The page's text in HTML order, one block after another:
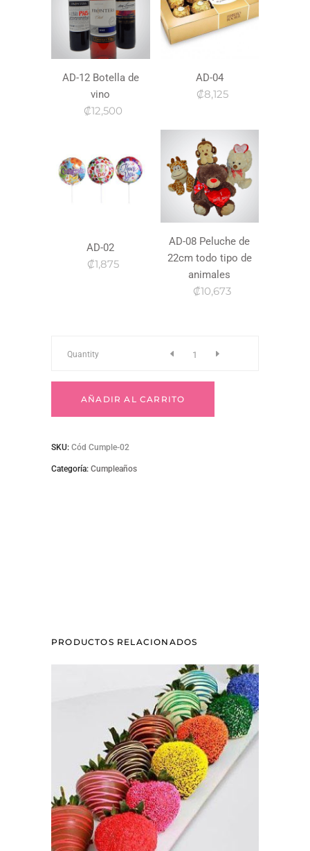
AD-12 Botella de
vino
₡12,500
AD-04
₡8,125
AD-02
₡1,875
AD-08 Peluche de
22cm todo tipo de
animales
₡10,673
CUMPLE-
Quantity
AÑADIR AL CARRITO
SKU: Cód Cumple-02
Categoría: Cumpleaños
PRODUCTOS RELACIONADOS